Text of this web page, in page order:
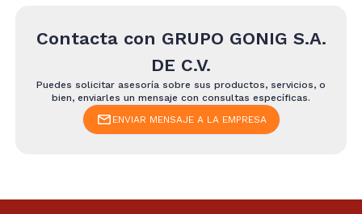
Contacta con GRUPO GONIG S.A.
DE C.V.
Puedes solicitar asesoría sobre sus productos, servicios, o
bien, enviarles un mensaje con consultas específicas.
ENVIAR MENSAJE A LA EMPRESA